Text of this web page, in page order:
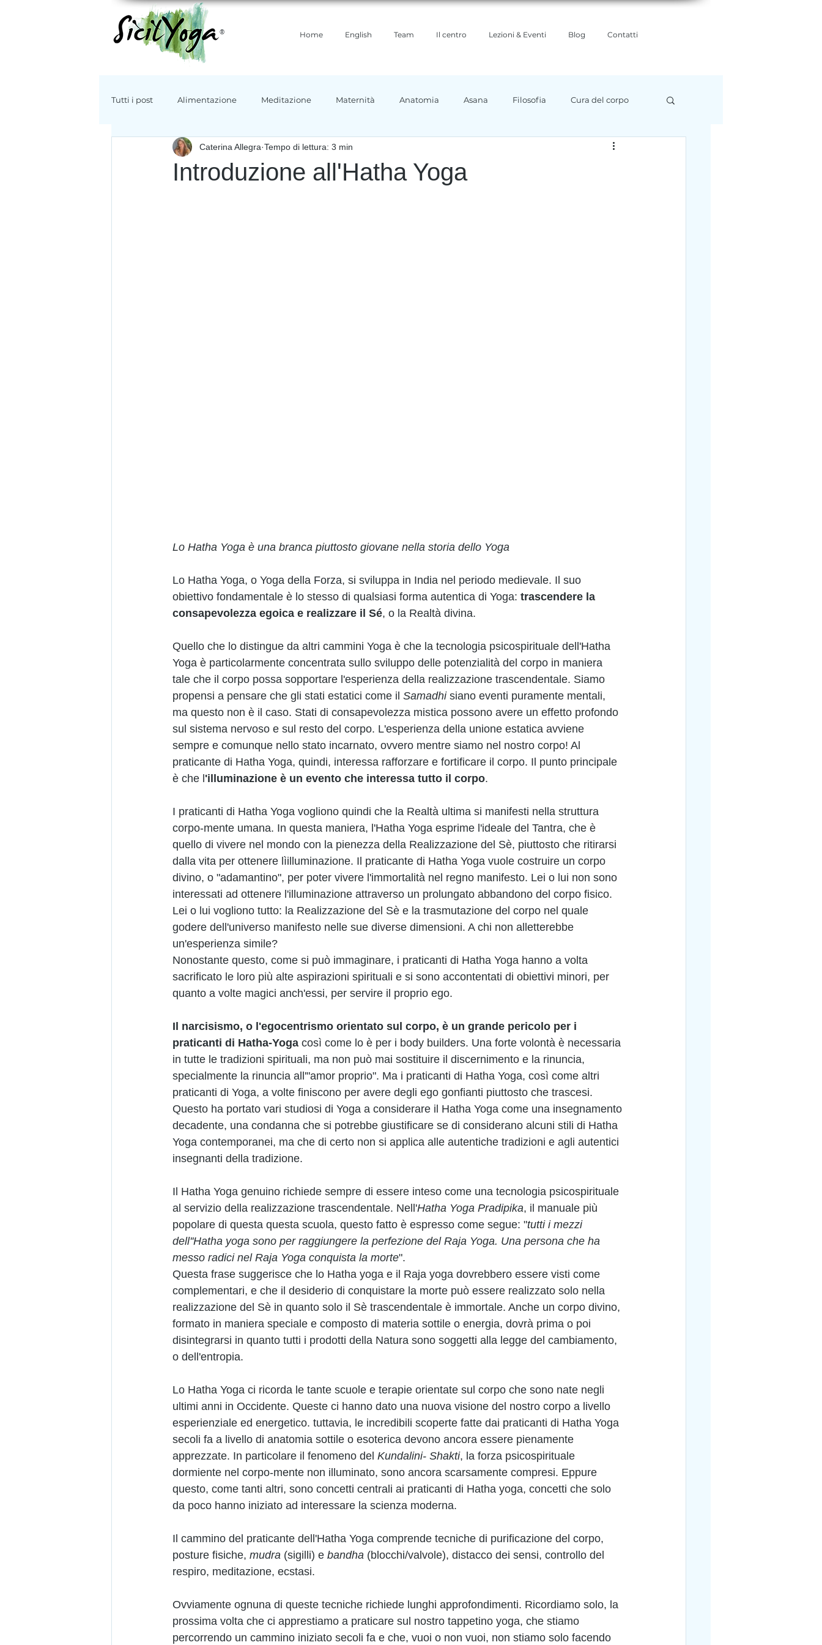
® Home English Team Il centro Lezioni & Eventi Blog Contatti
Tutti i post Alimentazione Meditazione Maternità Anatomia Asana Filosofia Cura del corpo
Ambiente Tradizioni yoga Ayurveda
Introduzione all'Hatha Yoga
Caterina Allegra Tempo di lettura: 3 min
Lo Hatha Yoga è una branca piuttosto giovane nella storia dello Yoga
Lo Hatha Yoga, o Yoga della Forza, si sviluppa in India nel periodo medievale. Il suo
obiettivo fondamentale è lo stesso di qualsiasi forma autentica di Yoga: trascendere la
consapevolezza egoica e realizzare il Sé, o la Realtà divina.
Quello che lo distingue da altri cammini Yoga è che la tecnologia psicospirituale dell'Hatha
Yoga è particolarmente concentrata sullo sviluppo delle potenzialità del corpo in maniera
tale che il corpo possa sopportare l'esperienza della realizzazione trascendentale. Siamo
propensi a pensare che gli stati estatici come il Samadhi siano eventi puramente mentali,
ma questo non è il caso. Stati di consapevolezza mistica possono avere un effetto profondo
sul sistema nervoso e sul resto del corpo. L'esperienza della unione estatica avviene
sempre e comunque nello stato incarnato, ovvero mentre siamo nel nostro corpo! Al
praticante di Hatha Yoga, quindi, interessa rafforzare e fortificare il corpo. Il punto principale
è che l 'illuminazione è un evento che interessa tutto il corpo.
I praticanti di Hatha Yoga vogliono quindi che la Realtà ultima si manifesti nella struttura
corpo-mente umana. In questa maniera, l'Hatha Yoga esprime l'ideale del Tantra, che è
quello di vivere nel mondo con la pienezza della Realizzazione del Sè, piuttosto che ritirarsi
dalla vita per ottenere lìilluminazione. Il praticante di Hatha Yoga vuole costruire un corpo
divino, o "adamantino", per poter vivere l'immortalità nel regno manifesto. Lei o lui non sono
interessati ad ottenere l'illuminazione attraverso un prolungato abbandono del corpo fisico.
Lei o lui vogliono tutto: la Realizzazione del Sè e la trasmutazione del corpo nel quale
godere dell'universo manifesto nelle sue diverse dimensioni. A chi non alletterebbe
un'esperienza simile?
Nonostante questo, come si può immaginare, i praticanti di Hatha Yoga hanno a volta
sacrificato le loro più alte aspirazioni spirituali e si sono accontentati di obiettivi minori, per
quanto a volte magici anch'essi, per servire il proprio ego.
Il narcisismo, o l'egocentrismo orientato sul corpo, è un grande pericolo per i
praticanti di Hatha-Yoga così come lo è per i body builders. Una forte volontà è necessaria
in tutte le tradizioni spirituali, ma non può mai sostituire il discernimento e la rinuncia,
specialmente la rinuncia all'"amor proprio". Ma i praticanti di Hatha Yoga, così come altri
praticanti di Yoga, a volte finiscono per avere degli ego gonfianti piuttosto che trascesi.
Questo ha portato vari studiosi di Yoga a considerare il Hatha Yoga come una insegnamento
decadente, una condanna che si potrebbe giustificare se di considerano alcuni stili di Hatha
Yoga contemporanei, ma che di certo non si applica alle autentiche tradizioni e agli autentici
insegnanti della tradizione.
Il Hatha Yoga genuino richiede sempre di essere inteso come una tecnologia psicospirituale
al servizio della realizzazione trascendentale. Nell'Hatha Yoga Pradipika, il manuale più
popolare di questa questa scuola, questo fatto è espresso come segue: "tutti i mezzi
dell''Hatha yoga sono per raggiungere la perfezione del Raja Yoga. Una persona che ha
messo radici nel Raja Yoga conquista la morte".
Questa frase suggerisce che lo Hatha yoga e il Raja yoga dovrebbero essere visti come
complementari, e che il desiderio di conquistare la morte può essere realizzato solo nella
realizzazione del Sè in quanto solo il Sè trascendentale è immortale. Anche un corpo divino,
formato in maniera speciale e composto di materia sottile o energia, dovrà prima o poi
disintegrarsi in quanto tutti i prodotti della Natura sono soggetti alla legge del cambiamento,
o dell'entropia.
Lo Hatha Yoga ci ricorda le tante scuole e terapie orientate sul corpo che sono nate negli
ultimi anni in Occidente. Queste ci hanno dato una nuova visione del nostro corpo a livello
esperienziale ed energetico. tuttavia, le incredibili scoperte fatte dai praticanti di Hatha Yoga
secoli fa a livello di anatomia sottile o esoterica devono ancora essere pienamente
apprezzate. In particolare il fenomeno del Kundalini- Shakti, la forza psicospirituale
dormiente nel corpo-mente non illuminato, sono ancora scarsamente compresi. Eppure
questo, come tanti altri, sono concetti centrali ai praticanti di Hatha yoga, concetti che solo
da poco hanno iniziato ad interessare la scienza moderna.
Il cammino del praticante dell'Hatha Yoga comprende tecniche di purificazione del corpo,
posture fisiche, mudra (sigilli) e bandha (blocchi/valvole), distacco dei sensi, controllo del
respiro, meditazione, ecstasi.
Ovviamente ognuna di queste tecniche richiede lunghi approfondimenti. Ricordiamo solo, la
prossima volta che ci apprestiamo a praticare sul nostro tappetino yoga, che stiamo
percorrendo un cammino iniziato secoli fa e che, vuoi o non vuoi, non stiamo solo facendo